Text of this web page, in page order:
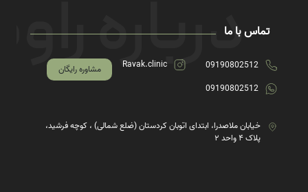
تماس با ما
09190802512
09190802512
Ravak.clinic مشاوره رایگان
خیابان ملاصدرا، ابتدای اتوبان کردستان (ضلع شمالی) ، کوچه فرشید،
پلاک ۴ واحد ۲